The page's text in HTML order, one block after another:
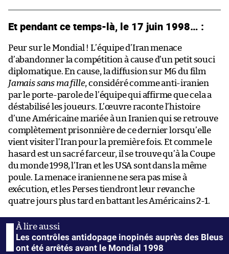
Et pendant ce temps-là, le 17 juin 1998… :
Peur sur le Mondial ! L’équipe d’Iran menace
d’abandonner la compétition à cause d’un petit souci
diplomatique. En cause, la diffusion sur M6 du film
Jamais sans ma fille, considéré comme anti-iranien
par le porte-parole de l’équipe qui affirme que cela a
déstabilisé les joueurs. L’œuvre raconte l’histoire
d’une Américaine mariée à un Iranien qui se retrouve
complètement prisonnière de ce dernier lorsqu’elle
vient visiter l’Iran pour la première fois. Et comme le
hasard est un sacré farceur, il se trouve qu’à la Coupe
du monde 1998, l’Iran et les USA sont dans la même
poule. La menace iranienne ne sera pas mise à
exécution, et les Perses tiendront leur revanche
quatre jours plus tard en battant les Américains 2-1.
Les contrôles antidopage inopinés auprès des Bleus
ont été arrêtés avant le Mondial 1998